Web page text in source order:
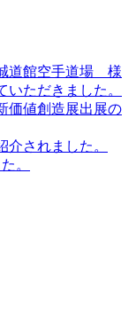
道館空手道場 様
ただきました。
価値創造展出展の
されました。
。